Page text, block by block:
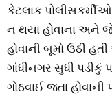
કેટલાક
ન થયા હોવાના અને જે
હોવાની બૂમો ઉઠી
ગાંધીનગર સુધી પડીકું
ગોઠવાઈ જતા